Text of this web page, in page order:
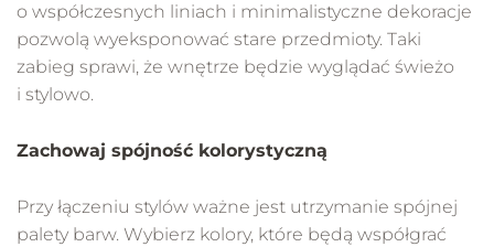
o współczesnych liniach i minimalistyczne dekoracje
pozwolą wyeksponować stare przedmioty. Taki
zabieg sprawi, że wnętrze będzie wyglądać świeżo
i stylowo.
Zachowaj spójność kolorystyczną
Przy łączeniu stylów ważne jest utrzymanie spójnej
palety barw. Wybierz kolory, które będą współgrać